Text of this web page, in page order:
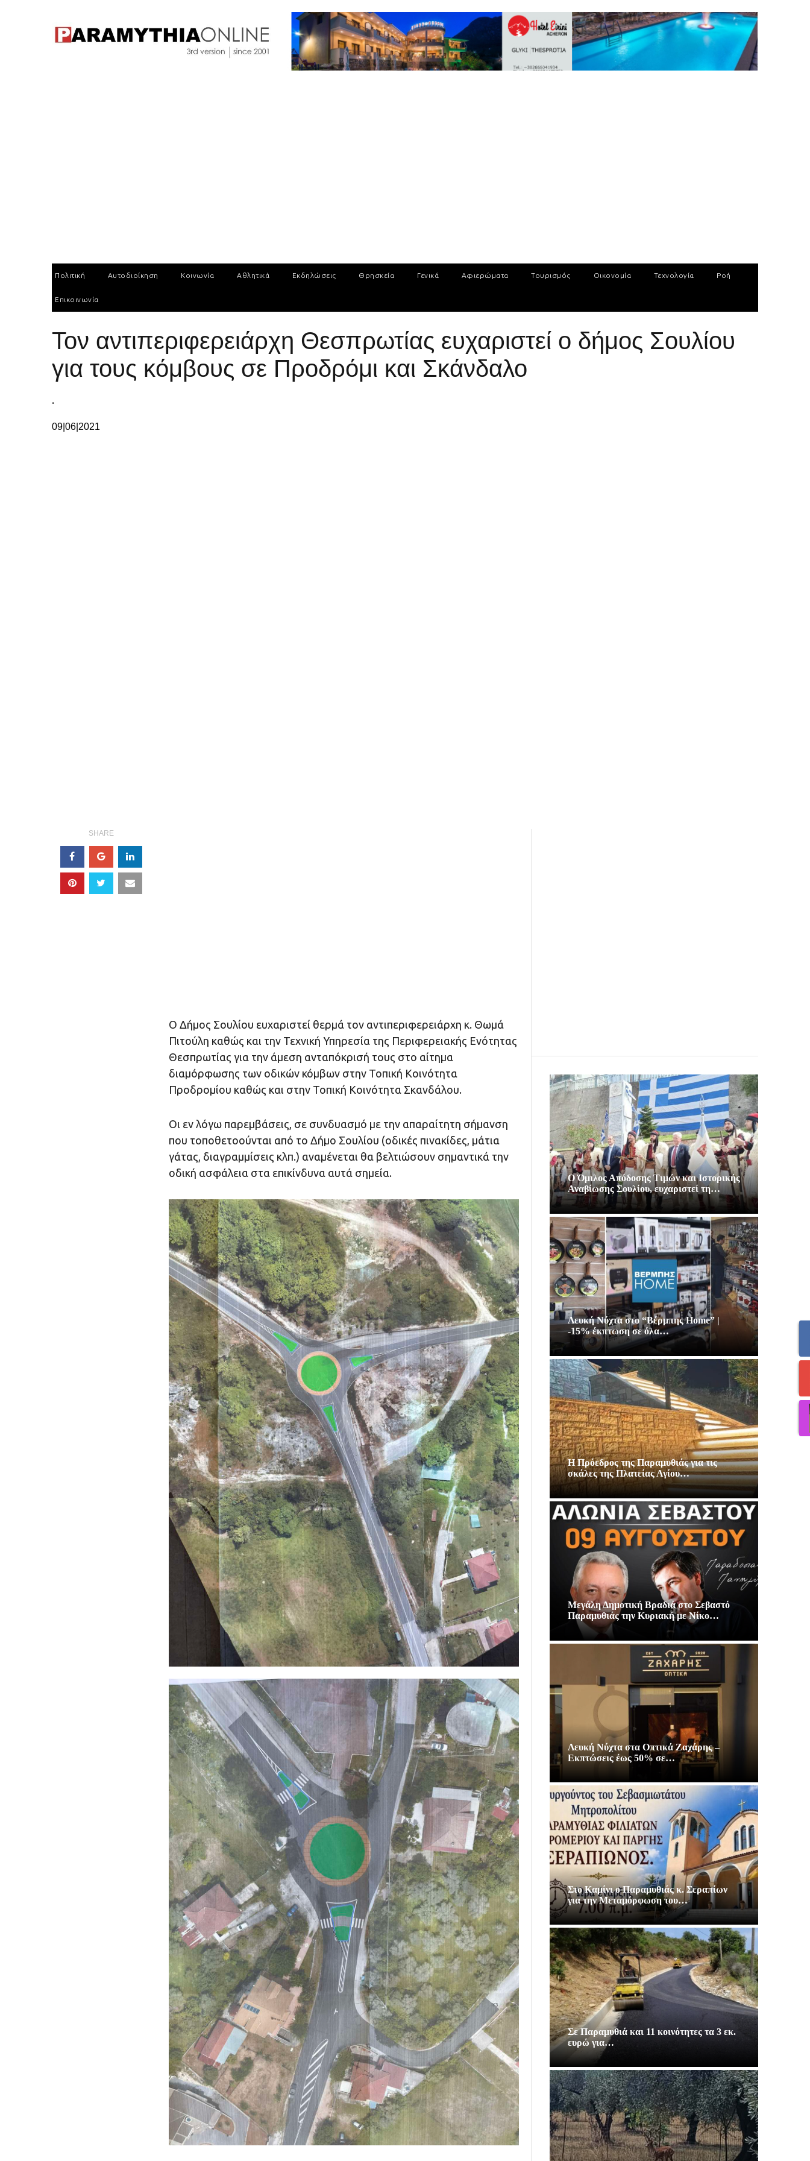
Πολιτική Αυτοδιοίκηση Κοινωνία Αθλητικά Εκδηλώσεις Θρησκεία Γενικά Αφιερώματα Τουρισμός Οικονομία Τεχνολογία Ροή
Επικοινωνία
Toν αντιπεριφερειάρχη Θεσπρωτίας ευχαριστεί ο δήμος Σουλίου
για τους κόμβους σε Προδρόμι και Σκάνδαλο
.
09|06|2021
SHARE
Ο Δήμος Σουλίου ευχαριστεί θερμά τον αντιπεριφερειάρχη κ. Θωμά
Πιτούλη καθώς και την Τεχνική Υπηρεσία της Περιφερειακής Ενότητας
Θεσπρωτίας για την άμεση ανταπόκρισή τους στο αίτημα
διαμόρφωσης των οδικών κόμβων στην Τοπική Κοινότητα
Προδρομίου καθώς και στην Τοπική Κοινότητα Σκανδάλου.
Οι εν λόγω παρεμβάσεις, σε συνδυασμό με την απαραίτητη σήμανση
που τοποθετoούνται από το Δήμο Σουλίου (οδικές πινακίδες, μάτια
γάτας, διαγραμμίσεις κλπ.) αναμένεται θα βελτιώσουν σημαντικά την
οδική ασφάλεια στα επικίνδυνα αυτά σημεία.
Ο Όμιλος Απόδοσης Τιμών και Ιστορικής
Αναβίωσης Σουλίου, ευχαριστεί τη…
Λευκή Νύχτα στο “Βέρμπης Home” |
-15% έκπτωση σε όλα…
Η Πρόεδρος της Παραμυθιάς για τις
σκάλες της Πλατείας Αγίου…
Μεγάλη Δημοτική Βραδιά στο Σεβαστό
Παραμυθιάς την Κυριακή με Νίκο…
Λευκή Νύχτα στα Οπτικά Ζαχάρης –
Εκπτώσεις έως 50% σε…
Στο Καμίνι ο Παραμυθιάς κ. Σεραπίων
για την Μεταμόρφωση του…
Σε Παραμυθιά και 11 κοινότητες τα 3 εκ.
ευρώ για…